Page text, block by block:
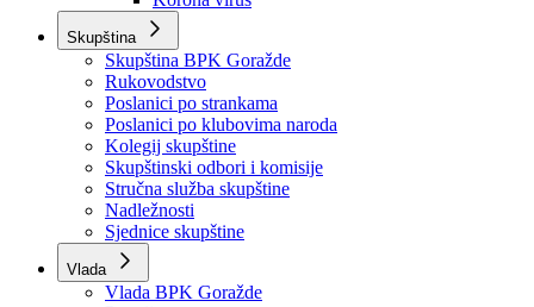
Izvještaj OC Uprave
Informacije o gripi H1N1
Korona virus
Skupština
Skupština BPK Goražde
Rukovodstvo
Poslanici po strankama
Poslanici po klubovima naroda
Kolegij skupštine
Skupštinski odbori i komisije
Stručna služba skupštine
Nadležnosti
Sjednice skupštine